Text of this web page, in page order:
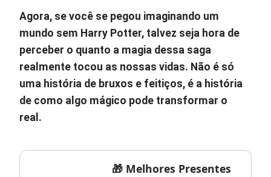
Agora, se você se pegou imaginando um
mundo sem Harry Potter, talvez seja hora de
perceber o quanto a magia dessa saga
realmente tocou as nossas vidas. Não é só
uma história de bruxos e feitiços, é a história
de como algo mágico pode transformar o
real.
🎁 Melhores Presentes